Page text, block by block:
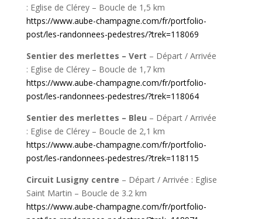
: Eglise de Clérey – Boucle de 1,5 km
https://www.aube-champagne.com/fr/portfolio-
post/les-randonnees-pedestres/?trek=118069
Sentier des merlettes – Vert – Départ / Arrivée
: Eglise de Clérey – Boucle de 1,7 km
https://www.aube-champagne.com/fr/portfolio-
post/les-randonnees-pedestres/?trek=118064
Sentier des merlettes – Bleu – Départ / Arrivée
: Eglise de Clérey – Boucle de 2,1 km
https://www.aube-champagne.com/fr/portfolio-
post/les-randonnees-pedestres/?trek=118115
Circuit Lusigny centre – Départ / Arrivée : Eglise
Saint Martin – Boucle de 3.2 km
https://www.aube-champagne.com/fr/portfolio-